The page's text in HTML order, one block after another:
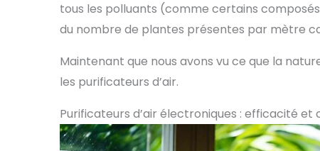
tous les polluants (comme certains
du nombre de plantes présentes par mètre
Maintenant que nous avons vu ce que la
les purificateurs d’air.
Purificateurs d’air électroniques : efficacité